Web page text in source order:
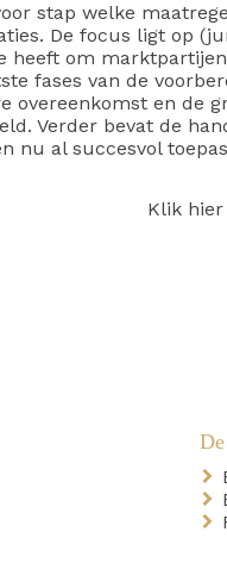
stap welke
De focus ligt op
heeft om
fases van de
overeenkomst en de
Verder bevat de
nu al succesvol
Klik